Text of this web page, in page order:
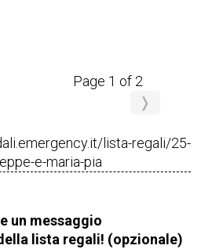
Page 1 of 2
❭
lista-regali/25-
e-maria-pia
un messaggio
lista regali! (opzionale)